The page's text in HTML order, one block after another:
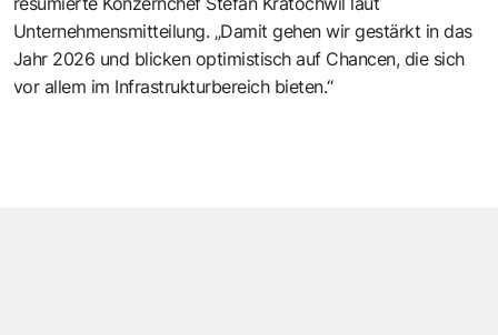
Unternehmensmitteilung. „Damit gehen wir gestärkt in das
Jahr 2026 und blicken optimistisch auf Chancen, die sich
vor allem im Infrastrukturbereich bieten.“